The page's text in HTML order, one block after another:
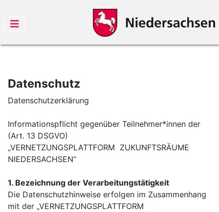
Datenschutz
Datenschutzerklärung
Informationspflicht gegenüber Teilnehmer*innen der
(Art. 13 DSGVO)
„VERNETZUNGSPLATTFORM ZUKUNFTSRÄUME
NIEDERSACHSEN“
1. Bezeichnung der Verarbeitungstätigkeit
Die Datenschutzhinweise erfolgen im Zusammenhang
mit der „VERNETZUNGSPLATTFORM